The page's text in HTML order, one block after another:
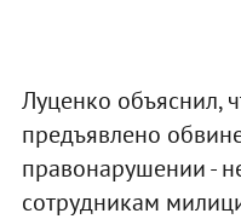
Луценко объяснил,
предъявлено
правонарушении -
сотрудникам